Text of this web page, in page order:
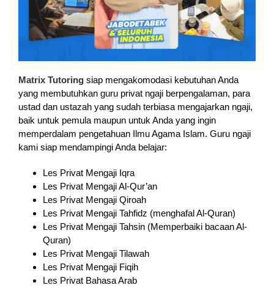
Matrix Tutoringsiap mengakomodasi kebutuhan Anda
yang membutuhkan guru privat ngaji berpengalaman, para
ustad dan ustazah yang sudah terbiasa mengajarkan ngaji,
baik untuk pemula maupun untuk Anda yang ingin
memperdalam pengetahuan Ilmu Agama Islam. Guru ngaji
kami siap mendampingi Anda belajar:
Les Privat Mengaji Iqra
Les Privat Mengaji Al-Qur’an
Les Privat Mengaji Qiroah
Les Privat Mengaji Tahfidz (menghafal Al-Quran)
Les Privat Mengaji Tahsin (Memperbaiki bacaan Al-
Quran)
Les Privat Mengaji Tilawah
Les Privat Mengaji Fiqih
Les Privat Bahasa Arab